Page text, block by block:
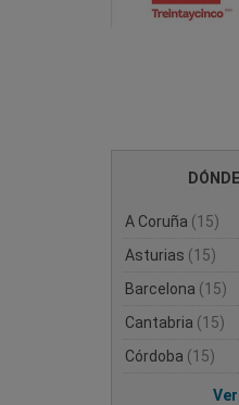
A Coruña (15)
Asturias (15)
Barcelona (15)
Cantabria (15)
Córdoba (15)